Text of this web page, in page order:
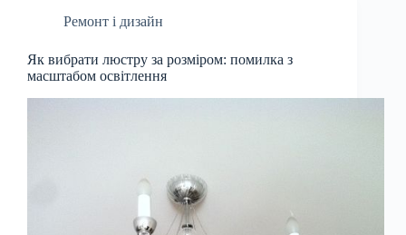
Ремонт і дизайн
Як вибрати люстру за розміром: помилка з
масштабом освітлення